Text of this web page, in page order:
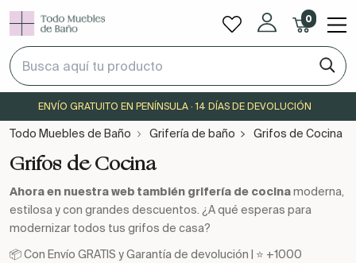
0
ENVÍO GRATUITO EN PENÍNSULA · 14 DÍAS DE DEVOLUCIÓN
Todo Muebles de Baño Grifería de baño Grifos de Cocina
Grifos de Cocina
Ahora en nuestra web también grifería de cocinamoderna,
estilosa y con grandes descuentos. ¿A qué esperas para
modernizar todos tus grifos de casa?
📦 Con Envío GRATIS y Garantía de devolución | ⭐ +1000